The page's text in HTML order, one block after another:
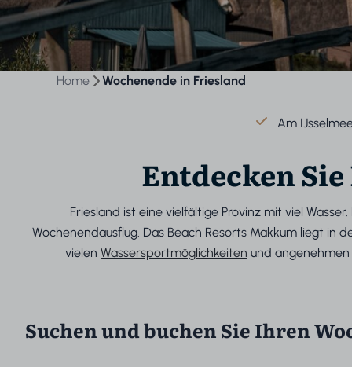
Home Wochenende in Friesland
Am
Entdecken
Friesland ist eine vielfältige Provinz mit viel
Wochenendausflug. Das Beach Resorts Makkum liegt in
vielen Wassersportmöglichkeiten und angenehmen
Suchen und buchen Sie Ihren